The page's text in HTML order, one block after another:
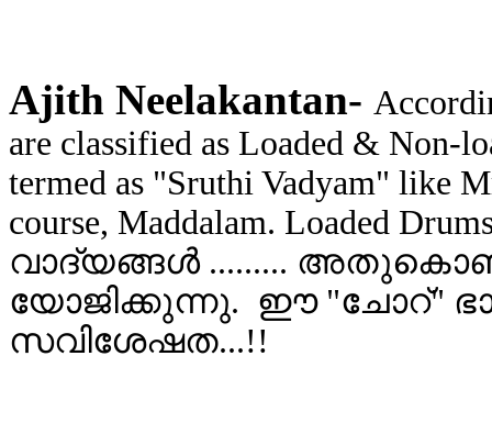
Ajith Neelakantan-
are classified as Loaded & Non-
termed as "Sruthi Vadyam" like
course, Maddalam. Loaded
വാദ്യങ്ങള്‍ .........
യോജിക്കുന്നു. ഈ "ചോറ്"
സവിശേഷത...!!